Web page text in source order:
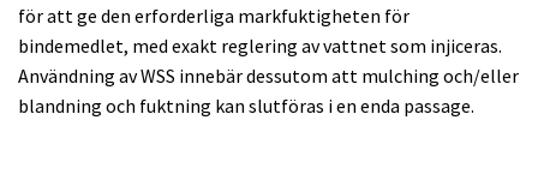
för att ge den erforderliga markfuktigheten för
bindemedlet, med exakt reglering av vattnet som injiceras.
Användning av WSS innebär dessutom att mulching och/eller
blandning och fuktning kan slutföras i en enda passage.